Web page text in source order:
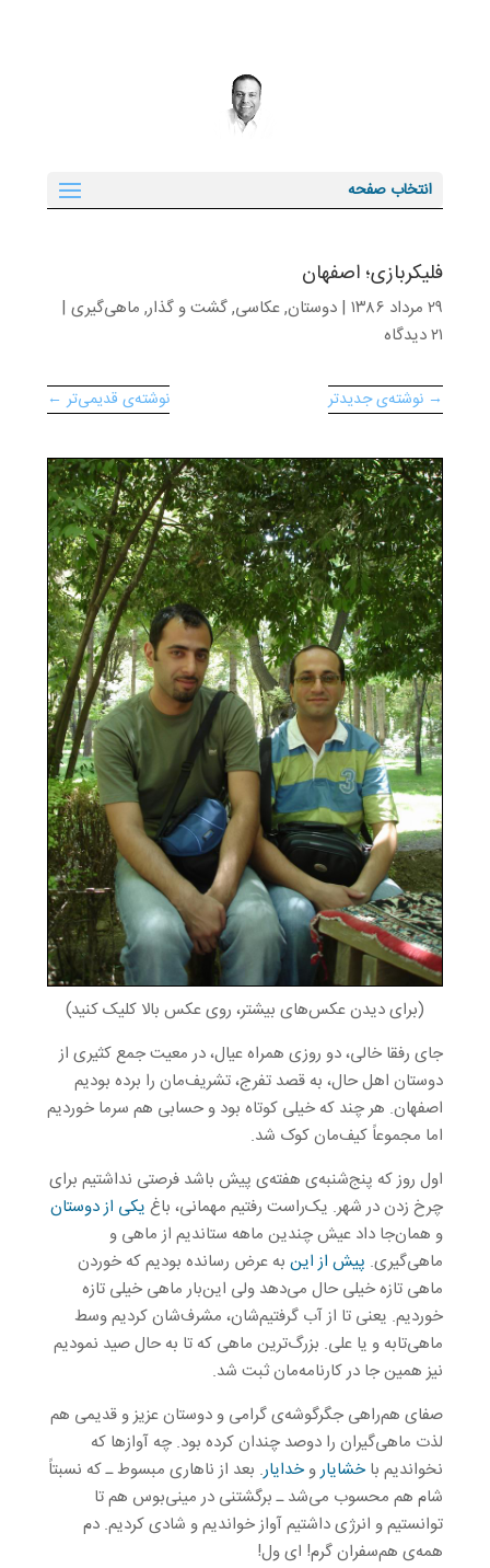
انتخاب صفحه
فلیکربازی؛ اصفهان
۲۹ مرداد ۱۳۸۶ | دوستان,عکاسی,گشت و گذار, ماهی‌گیری|
۲۱ دیدگاه
نوشته‌ی قدیمی‌تر ← → نوشته‌ی جدیدتر
(برای دیدن عکس‌های بیشتر، روی عکس بالا کلیک کنید)
جای رفقا خالی، دو روزی همراه عیال، در معیت جمع کثیری از
دوستان اهل حال، به قصد تفرج، تشریف‌مان را برده بودیم
اصفهان. هر چند که خیلی کوتاه بود و حسابی هم سرما خوردیم
اما مجموعاً کیف‌مان کوک شد.
اول روز که پنج‌شنبه‌ی هفته‌ی پیش باشد فرصتی نداشتیم برای
چرخ زدن در شهر. یک‌راست رفتیم مهمانی، باغ یکی از دوستان
و همان‌جا داد عیش چندین ماهه ستاندیم از ماهی و
ماهی‌گیری. پیش از اینبه عرض رسانده بودیم که خوردن
ماهی تازه خیلی حال می‌دهد ولی این‌بار ماهی خیلی تازه
خوردیم. یعنی تا از آب گرفتیم‌شان، مشرف‌شان کردیم وسط
ماهی‌تابه و یا علی. بزرگ‌ترین ماهی که تا به حال صید نمودیم
نیز همین جا در کارنامه‌مان ثبت شد.
صفای هم‌راهی جگرگوشه‌ی گرامی و دوستان عزیز و قدیمی هم
لذت ماهی‌گیران را دوصد چندان کرده بود. چه آوازها که
نخواندیم باخشایاروخدایار. بعد از ناهاری مبسوط ـ که نسبتاً
شام هم محسوب می‌شد ـ برگشتنی در مینی‌بوس هم تا
توانستیم و انرژی داشتیم آواز خواندیم و شادی کردیم. دم
همه‌ی هم‌سفران گرم! ای ول!